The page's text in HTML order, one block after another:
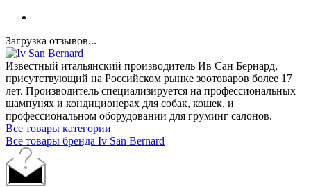
Загрузка отзывов...
Известный итальянский производитель Ив Сан Бернард,
присутствующий на Российском рынке зоотоваров более 17
лет. Производитель специализируется на профессиональных
шампунях и кондиционерах для собак, кошек, и
профессиональном оборудовании для груминг салонов.
Все товары категории
Все товары бренда Iv San Bernard